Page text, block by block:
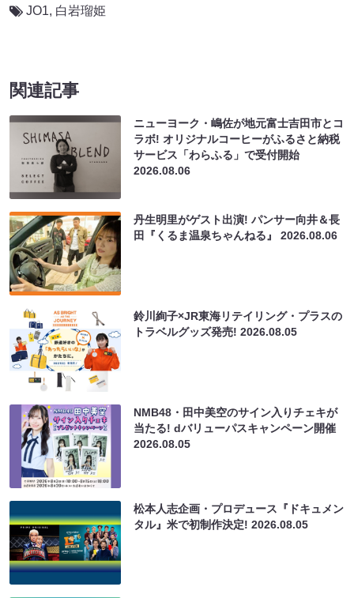
JO1, 白岩瑠姫
関連記事
ニューヨーク・嶋佐が地元富士吉田市とコ
ラボ! オリジナルコーヒーがふるさと納税
サービス「わらふる」で受付開始
2026.08.06
丹生明里がゲスト出演! パンサー向井＆長
田『くるま温泉ちゃんねる』2026.08.06
鈴川絢子×JR東海リテイリング・プラスの
トラベルグッズ発売!2026.08.05
NMB48・田中美空のサイン入りチェキが
当たる! dバリューパスキャンペーン開催
2026.08.05
松本人志企画・プロデュース『ドキュメン
タル』米で初制作決定!2026.08.05